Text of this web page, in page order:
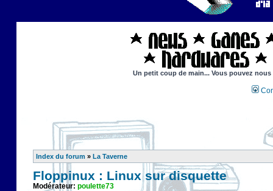
Un petit coup de main... Vous pouvez
Index du forum » La Taverne
Floppinux : Linux sur disquette
Modérateur: poulette73